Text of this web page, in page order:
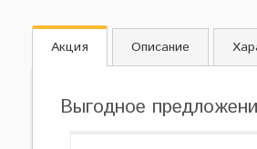
Акция Описание
Выгодное